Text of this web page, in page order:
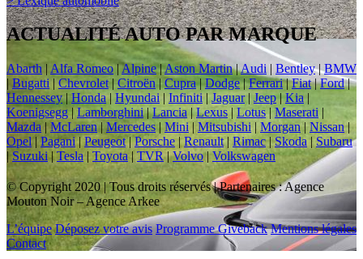
ACTUALITÉ AUTO PAR MARQUE
Abarth | Alfa Romeo|Alpine|Aston Martin|Audi | Bentley|BMW
| Bugatti|Chevrolet|Citroën |Cupra | Dodge|Ferrari|Fiat|Ford|
Hennessey| Honda| Hyundai |Infiniti | Jaguar| Jeep|Kia |
Koenigsegg|Lamborghini|Lancia|Lexus | Lotus| Maserati |
Mazda |McLaren|Mercedes | Mini | Mitsubishi | Morgan|Nissan|
Opel | Pagani|Peugeot|Porsche | Renault| Rimac|Skoda | Subaru
| Suzuki|Tesla| Toyota | TVR|Volvo|Volkswagen
© Copyright 2020 | Tous droits réservés | Partenaires : Agence
Mouton Noir – Agence Arkee
L’équipe Déposez votre avis Programme Giveback Mentions légales
Contact